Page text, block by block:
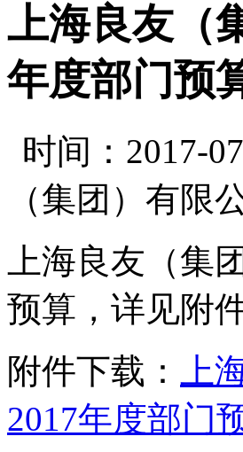
上海良友（
年度部门预
时间：2017-
（集团）有限
上海良友（集
预算，详见附件
附件下载：
上
2017年度部门